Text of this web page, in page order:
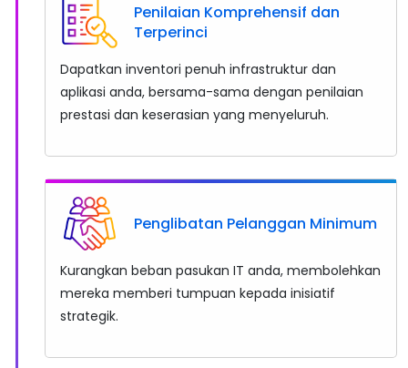
Penilaian Komprehensif dan
Terperinci
Dapatkan inventori penuh infrastruktur dan
aplikasi anda, bersama-sama dengan penilaian
prestasi dan keserasian yang menyeluruh.
Penglibatan Pelanggan Minimum
Kurangkan beban pasukan IT anda, membolehkan
mereka memberi tumpuan kepada inisiatif
strategik.